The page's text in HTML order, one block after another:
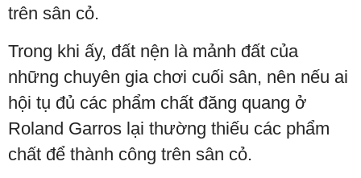
trên sân cỏ.
Trong khi ấy, đất nện là mảnh đất của
những chuyên gia chơi cuối sân, nên nếu ai
hội tụ đủ các phẩm chất đăng quang ở
Roland Garros lại thường thiếu các phẩm
chất để thành công trên sân cỏ.